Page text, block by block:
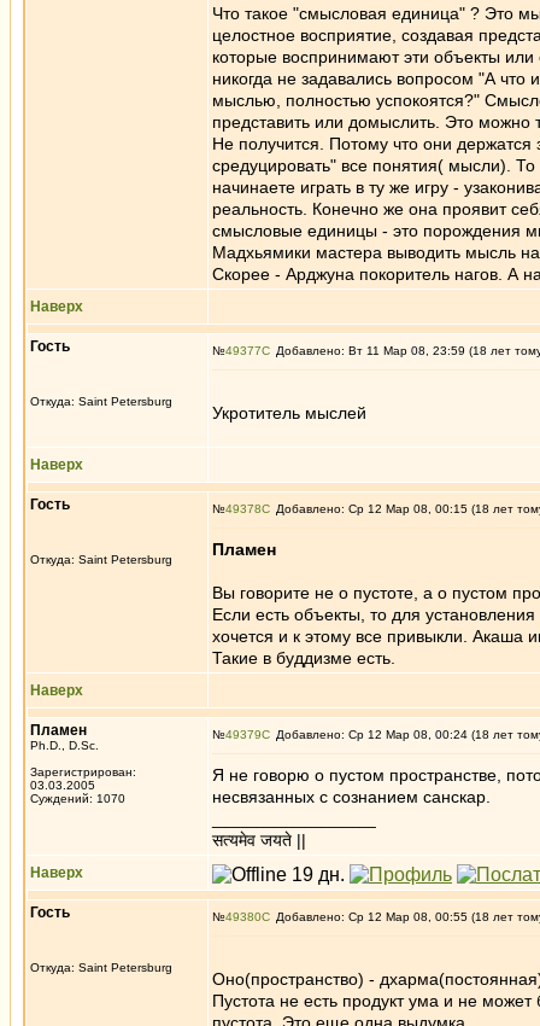
Что такое "смысловая единица" ? Это
целостное восприятие, создавая
которые воспринимают эти объекты
никогда не задавались вопросом "А
мыслью, полностью успокоятся?"
представить или домыслить. Это
Не получится. Потому что они
средуцировать" все понятия( мысли).
начинаете играть в ту же игру -
реальность. Конечно же она проявит
смысловые единицы - это порождения
Мадхьямики мастера выводить мысль
Скорее - Арджуна покоритель нагов. А
Наверх
Гость
Откуда: Saint Petersburg
№49377 Добавлено: Вт 11 Мар 08, 23:59 (18 лет
Укротитель мыслей
Наверх
Гость
Откуда: Saint Petersburg
№49378 Добавлено: Ср 12 Мар 08, 00:15 (18 лет
Пламен
Вы говорите не о пустоте, а о пустом
Если есть объекты, то для
хочется и к этому все привыкли. Акаша
Такие в буддизме есть.
Наверх
Пламен
Ph.D., D.Sc.
Зарегистрирован:
03.03.2005
Суждений: 1070
№49379 Добавлено: Ср 12 Мар 08, 00:24 (18 лет
Я не говорю о пустом пространстве,
несвязанных с сознанием санскар.
सत्यमेव जयते ||
Наверх
Гость
Откуда: Saint Petersburg
№49380 Добавлено: Ср 12 Мар 08, 00:55 (18 лет
Оно(пространство) -
Пустота не есть продукт ума и не